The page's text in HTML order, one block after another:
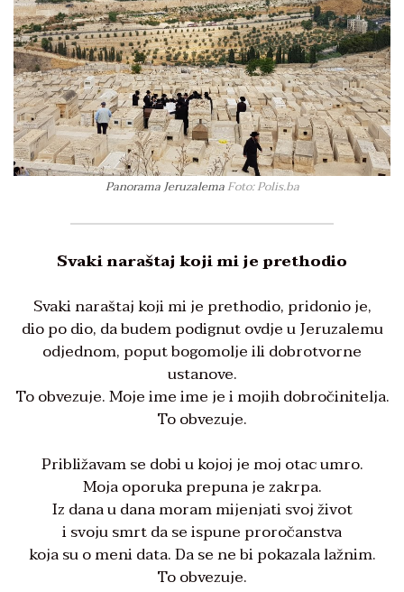
Panorama JeruzalemaFoto: Polis.ba
Svaki naraštaj koji mi je prethodio
Svaki naraštaj koji mi je prethodio, pridonio je,
dio po dio, da budem podignut ovdje u Jeruzalemu
odjednom, poput bogomolje ili dobrotvorne
ustanove.
To obvezuje. Moje ime ime je i mojih dobročinitelja.
To obvezuje.
Približavam se dobi u kojoj je moj otac umro.
Moja oporuka prepuna je zakrpa.
Iz dana u dana moram mijenjati svoj život
i svoju smrt da se ispune proročanstva
koja su o meni data. Da se ne bi pokazala lažnim.
To obvezuje.